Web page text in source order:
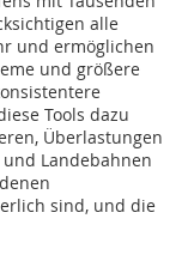
alle
und ermöglichen
und größere
Tools dazu
Überlastungen
Landebahnen
sind, und die